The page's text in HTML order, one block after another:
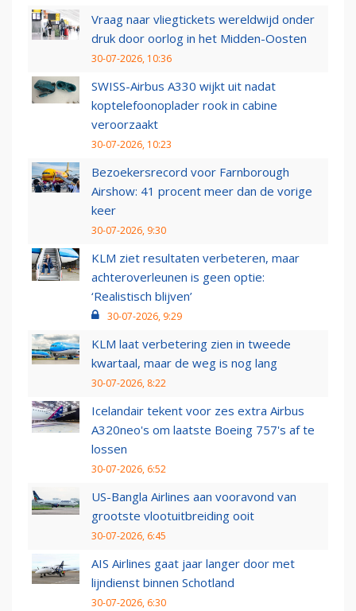
Vraag naar vliegtickets wereldwijd onder
druk door oorlog in het Midden-Oosten
30-07-2026, 10:36
SWISS-Airbus A330 wijkt uit nadat
koptelefoonoplader rook in cabine
veroorzaakt
30-07-2026, 10:23
Bezoekersrecord voor Farnborough
Airshow: 41 procent meer dan de vorige
keer
30-07-2026, 9:30
KLM ziet resultaten verbeteren, maar
achteroverleunen is geen optie:
‘Realistisch blijven’
30-07-2026, 9:29
KLM laat verbetering zien in tweede
kwartaal, maar de weg is nog lang
30-07-2026, 8:22
Icelandair tekent voor zes extra Airbus
A320neo's om laatste Boeing 757's af te
lossen
30-07-2026, 6:52
US-Bangla Airlines aan vooravond van
grootste vlootuitbreiding ooit
30-07-2026, 6:45
AIS Airlines gaat jaar langer door met
lijndienst binnen Schotland
30-07-2026, 6:30